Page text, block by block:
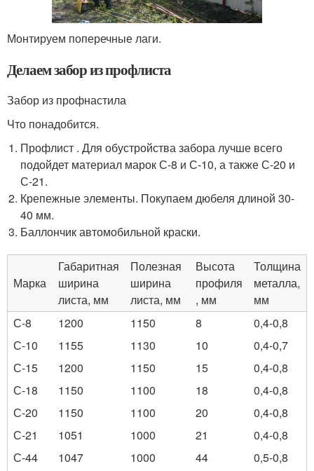
Монтируем поперечные лаги.
Делаем забор из профлиста
Забор из профнастила
Что понадобится.
Профлист . Для обустройства забора лучше всего
подойдет материал марок С-8 и С-10, а также С-20 и
С-21.
Крепежные элементы. Покупаем дюбеля длиной 30-
40 мм.
Баллончик автомобильной краски.
Марка
Габаритная
ширина
листа, мм
Полезная
ширина
листа, мм
Высота
профиля
, мм
Толщина
металла,
мм
С-8
1200 1150 8
0,4-0,8
С-10
1155 1130 10
0,4-0,7
С-15
1200 1150 15
0,4-0,8
С-18
1150 1100 18
0,4-0,8
С-20
1150 1100 20
0,4-0,8
С-21
1051 1000 21
0,4-0,8
С-44
1047 1000 44
0,5-0,8